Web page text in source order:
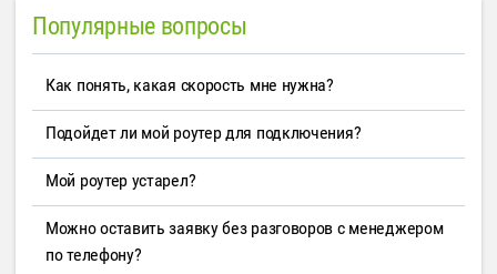
Популярные вопросы
Как понять, какая скорость мне нужна?
Подойдет ли мой роутер для подключения?
Мой роутер устарел?
Можно оставить заявку без разговоров с менеджером
по телефону?